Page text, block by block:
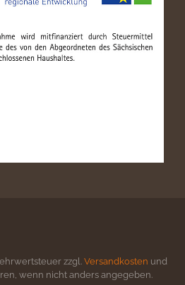
zzgl. Versandkosten und
wenn nicht anders angegeben.